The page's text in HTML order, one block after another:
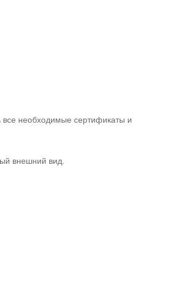
все необходимые сертификаты и
внешний вид.